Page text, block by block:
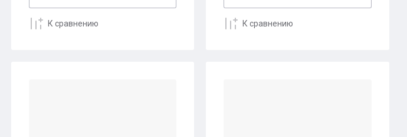
К сравнению К сравнению